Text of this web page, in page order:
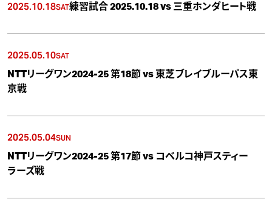
2025.10.18SAT練習試合 2025.10.18 vs 三重ホンダヒート戦
2025.05.10SAT
NTTリーグワン2024-25 第18節 vs 東芝ブレイブルーパス東
京戦
2025.05.04SUN
NTTリーグワン2024-25 第17節 vs コベルコ神戸スティー
ラーズ戦